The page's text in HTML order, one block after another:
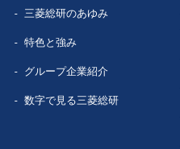
三菱総研のあゆみ
特色と強み
グループ企業紹介
数字で見る三菱総研